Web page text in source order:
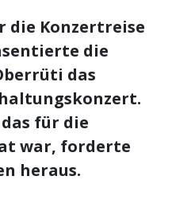
die Konzertreise
die
das
für die
war, forderte
heraus.